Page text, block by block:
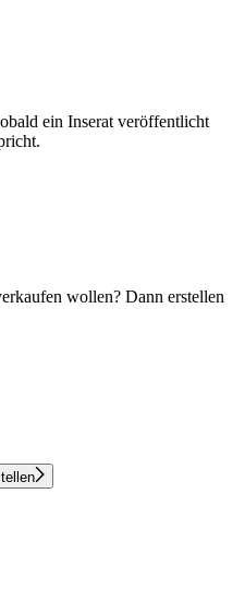
ein Inserat veröffentlicht
wollen? Dann erstellen